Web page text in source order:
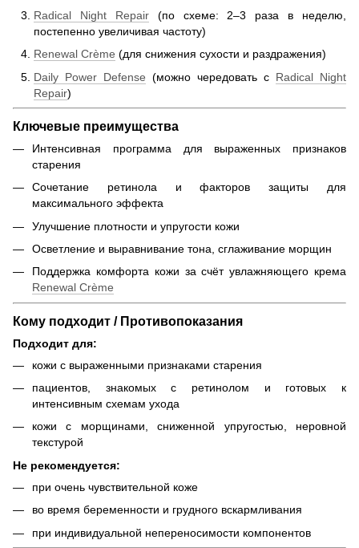
Radical Night Repair(по схеме: 2–3 раза в неделю,
постепенно увеличивая частоту)
Renewal Crème (для снижения сухости и раздражения)
Daily Power Defense (можно чередовать с Radical Night
Repair)
Ключевые преимущества
Интенсивная программа для выраженных признаков
старения
Сочетание ретинола и факторов защиты для
максимального эффекта
Улучшение плотности и упругости кожи
Осветление и выравнивание тона, сглаживание морщин
Поддержка комфорта кожи за счёт увлажняющего крема
Renewal Crème
Кому подходит / Противопоказания
Подходит для:
кожи с выраженными признаками старения
пациентов, знакомых с ретинолом и готовых к
интенсивным схемам ухода
кожи с морщинами, сниженной упругостью, неровной
текстурой
Не рекомендуется:
при очень чувствительной коже
во время беременности и грудного вскармливания
при индивидуальной непереносимости компонентов